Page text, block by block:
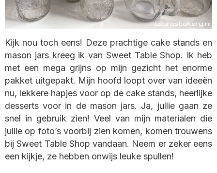
Kijk nou toch eens! Deze prachtige cake stands en
mason jars kreeg ik van Sweet Table Shop. Ik heb
met een mega grijns op mijn gezicht het enorme
pakket uitgepakt. Mijn hoofd loopt over van ideeën
nu, lekkere hapjes voor op de cake stands, heerlijke
desserts voor in de mason jars. Ja, jullie gaan ze
snel in gebruik zien! Veel van mijn materialen die
jullie op foto’s voorbij zien komen, komen trouwens
bij Sweet Table Shop vandaan. Neem er zeker eens
een kijkje, ze hebben onwijs leuke spullen!